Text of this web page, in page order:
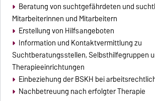
Beratung von suchtgefährdeten und
Mitarbeiterinnen und Mitarbeitern
Erstellung von Hilfsangeboten
Information und Kontaktvermittlung zu
Suchtberatungsstellen, Selbsthilfegruppen
Therapieeinrichtungen
Einbeziehung der BSKH bei
Nachbetreuung nach erfolgter Therapie